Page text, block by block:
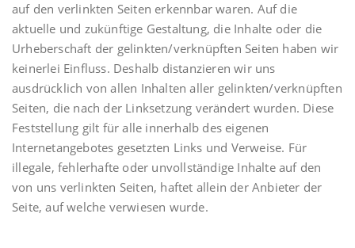
auf den verlinkten Seiten erkennbar waren. Auf die
aktuelle und zukünftige Gestaltung, die Inhalte oder die
Urheberschaft der gelinkten/verknüpften Seiten haben wir
keinerlei Einfluss. Deshalb distanzieren wir uns
ausdrücklich von allen Inhalten aller gelinkten/verknüpften
Seiten, die nach der Linksetzung verändert wurden. Diese
Feststellung gilt für alle innerhalb des eigenen
Internetangebotes gesetzten Links und Verweise. Für
illegale, fehlerhafte oder unvollständige Inhalte auf den
von uns verlinkten Seiten, haftet allein der Anbieter der
Seite, auf welche verwiesen wurde.